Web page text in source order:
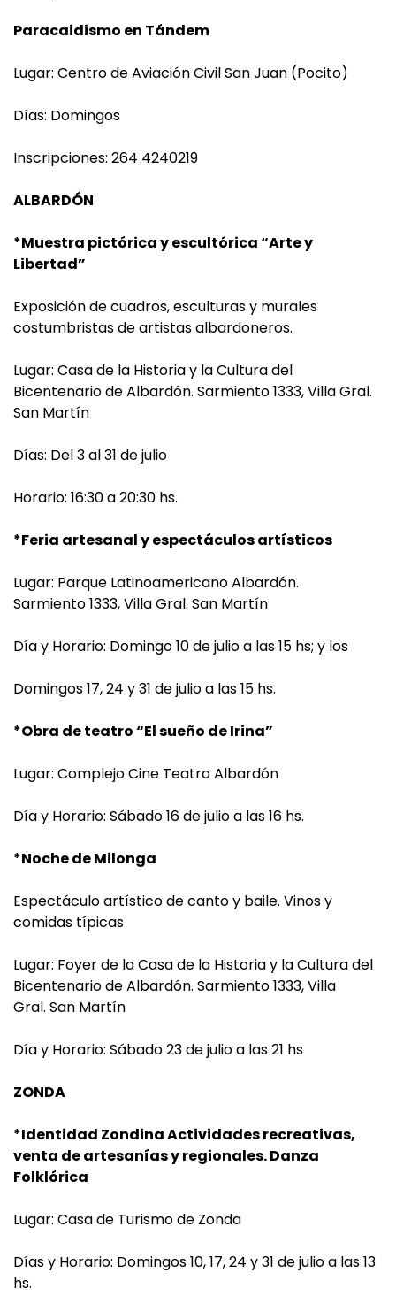
Paracaidismo en Tándem
Lugar: Centro de Aviación Civil San Juan (Pocito)
Días: Domingos
Inscripciones: 264 4240219
ALBARDÓN
*Muestra pictórica y escultórica “Arte y
Libertad”
Exposición de cuadros, esculturas y murales
costumbristas de artistas albardoneros.
Lugar: Casa de la Historia y la Cultura del
Bicentenario de Albardón. Sarmiento 1333, Villa Gral.
San Martín
Días: Del 3 al 31 de julio
Horario: 16:30 a 20:30 hs.
*Feria artesanal y espectáculos artísticos
Lugar: Parque Latinoamericano Albardón.
Sarmiento 1333, Villa Gral. San Martín
Día y Horario: Domingo 10 de julio a las 15 hs; y los
Domingos 17, 24 y 31 de julio a las 15 hs.
*Obra de teatro “El sueño de Irina”
Lugar: Complejo Cine Teatro Albardón
Día y Horario: Sábado 16 de julio a las 16 hs.
*Noche de Milonga
Espectáculo artístico de canto y baile. Vinos y
comidas típicas
Lugar: Foyer de la Casa de la Historia y la Cultura del
Bicentenario de Albardón. Sarmiento 1333, Villa
Gral. San Martín
Día y Horario: Sábado 23 de julio a las 21 hs
ZONDA
*Identidad Zondina Actividades recreativas,
venta de artesanías y regionales. Danza
Folklórica
Lugar: Casa de Turismo de Zonda
Días y Horario: Domingos 10, 17, 24 y 31 de julio a las 13
hs.